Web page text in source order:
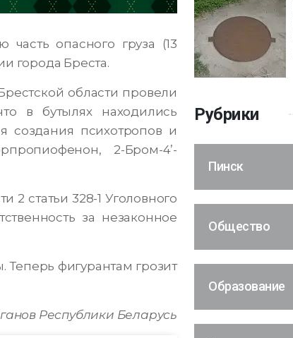
опасного груза (13
города Бреста.
области провели
в бутылях находились
создания психотропов и
2-Бром-4’-
2 статьи 328-1 Уголовного
за незаконное
фигурантам грозит
Республики Беларусь
Рубрики
Пинск
Общество
Образование